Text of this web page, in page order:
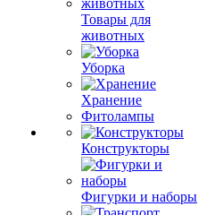
Товары для
животных
Уборка
Хранение
Фитолампы
Конструкторы
Фигурки и наборы